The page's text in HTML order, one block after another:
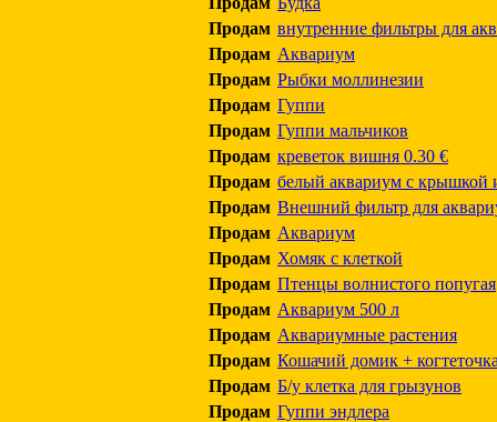
Продам внутренние фильтры для
Продам Аквариум
Продам Рыбки моллинезии
Продам Гуппи
Продам Гуппи мальчиков
Продам креветок вишня 0.30 €
Продам белый аквариум с крышкой
Продам Внешний фильтр для
Продам Аквариум
Продам Хомяк с клеткой
Продам Птенцы волнистого попугая
Продам Аквариум 500 л
Продам Аквариумные растения
Продам Кошачий домик +
Продам Б/у клетка для грызунов
Продам Гуппи эндлера